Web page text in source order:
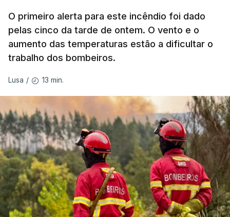
ERRO100
ESTE CONTEÚDO ESTÁ NESTE
MOMENTO INDISPONÍVEL
O Chega considerou "de uma enorme gravidade" a
decisão do Presidente da Repúblicade enviar para
o Tribunal Constitucional o decreto sobre retorno
de estrangeiros, sustentando tratar-se de "uma
O primeiro alerta para este incêndio foi dado
pelas cinco da tarde de ontem. O vento e o
aumento das temperaturas estão a dificultar o
trabalho dos bombeiros.
Lusa / 13 min.